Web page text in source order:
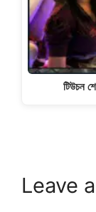
টিউচন
Leave